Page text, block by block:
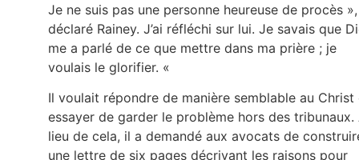
Je ne suis pas une personne heureuse de procès
déclaré Rainey. J’ai réfléchi sur lui. Je savais que
me a parlé de ce que mettre dans ma prière ; je
voulais le glorifier. «
Il voulait répondre de manière semblable au Christ
essayer de garder le problème hors des tribunaux.
lieu de cela, il a demandé aux avocats de
une lettre de six pages décrivant les raisons pour